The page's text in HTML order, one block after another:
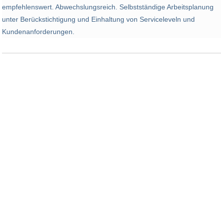
empfehlenswert. Abwechslungsreich. Selbstständige Arbeitsplanung
unter Berückstichtigung und Einhaltung von Serviceleveln und
Kundenanforderungen.